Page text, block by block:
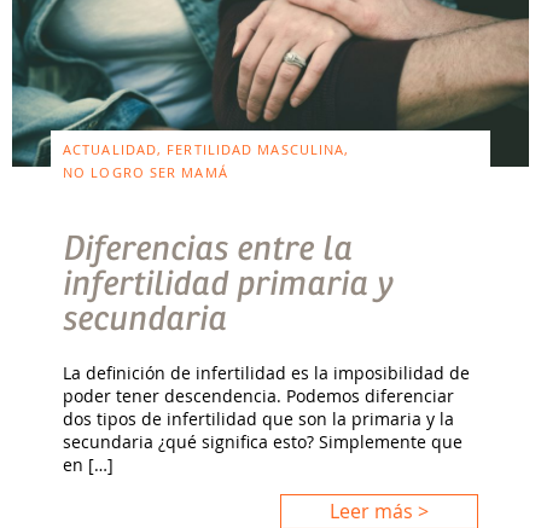
ACTUALIDAD, FERTILIDAD MASCULINA,
NO LOGRO SER MAMÁ
Diferencias entre la
infertilidad primaria y
secundaria
La definición de infertilidad es la imposibilidad de
poder tener descendencia. Podemos diferenciar
dos tipos de infertilidad que son la primaria y la
secundaria ¿qué significa esto? Simplemente que
en […]
Leer más >